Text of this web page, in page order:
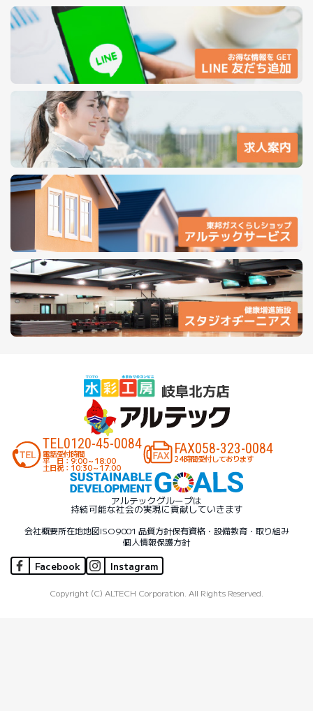
TEL0120-45-0084
電話受付時間
平 日：9:00～18:00
土日祝：10:30～17:00
FAX058-323-0084
24時間受付しております
アルテックグループは
持続可能な社会の実現に貢献していきます
会社概要所在地地図ISO9001 品質方針保有資格・設備教育・取り組み
個人情報保護方針
Facebook Instagram
Copyright (C) ALTECH Corporation. All Rights Reserved.